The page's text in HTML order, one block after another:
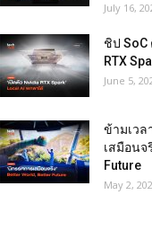
July 16,
ชิป SoC
RTX
June 5,
ข้ามเวล
เสมือนจ
Future
May 2,